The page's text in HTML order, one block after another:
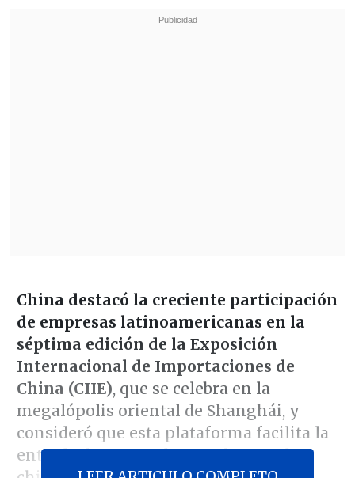
China destacó la creciente participación
de empresas latinoamericanas en la
séptima edición de la Exposición
Internacional de Importaciones de
China (CIIE), que se celebra en la
megalópolis oriental de Shanghái, y
consideró que esta plataforma facilita la
entrada de sus productos al mercado